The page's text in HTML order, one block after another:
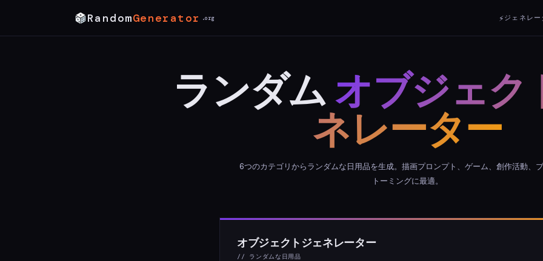
RandomGenerator .org ⚡ジェネレー
ランダムオブジェク
ネレーター
6つのカテゴリからランダムな日用品を生成。描画プロンプト、ゲーム、創作活動、
トーミングに最適。
オブジェクトジェネレーター
// ランダムな日用品